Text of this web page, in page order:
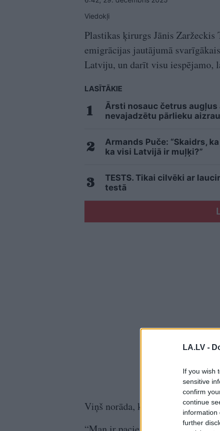
LA.LV -
If you wish
sensitive
confirm
continue
information
further
Viedokļi
Plastikas ķirurgs Jānis Zaržeckis
emigrācijas jautājumā
Latviju, un darīt visu iespējamo,
LASĪTĀKIE
Ārsti nosauc četrus augļus
nevajadzētu pārlieku
Armands Puče: “Skaidrs,
ka visi Latvijā ir muļķi?”
TESTS. Tikai cilvēki ar
testā
Viņš norāda, ka visizteiktākā